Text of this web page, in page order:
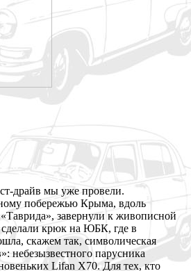
драйв мы уже провели.
побережью Крыма, вдоль
завернули к живописной
сделали крюк на ЮБК, где в
скажем так, символическая
небезызвестного парусника
Lifan X70. Для тех, кто